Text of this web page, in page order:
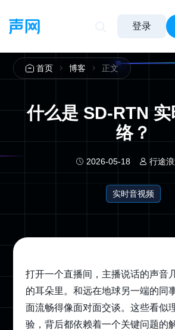
登录
首页 博客 正文
什么是 SD-RTN 实
络？
2026-05-18 行途
实时音视频
打开一个直播间，主播说话的声音
的耳朵里。和远在地球另一端的同
面流畅得像面对面交谈。这些看似
验，背后都依赖着一个关键问题的